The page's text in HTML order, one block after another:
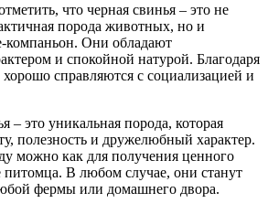
что черная свинья – это не
порода животных, но и
компаньон. Они обладают
и спокойной натурой. Благодаря
справляются с социализацией и
– это уникальная порода, которая
полезность и дружелюбный характер.
можно как для получения ценного
питомца. В любом случае, они станут
фермы или домашнего двора.